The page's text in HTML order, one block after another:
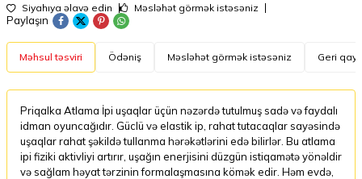
Siyahıya əlavə edin Məsləhət görmək istəsəniz
Paylaşın
Məhsul təsviri Ödəniş Məsləhət görmək istəsəniz Geri
Priqalka Atlama İpi uşaqlar üçün nəzərdə tutulmuş sadə və faydalı
idman oyuncağıdır. Güclü və elastik ip, rahat tutacaqlar sayəsində
uşaqlar rahat şəkildə tullanma hərəkətlərini edə bilirlər. Bu atlama
ipi fiziki aktivliyi artırır, uşağın enerjisini düzgün istiqamətə yönəldir
və sağlam həyat tərzinin formalaşmasına kömək edir. Həm evdə,